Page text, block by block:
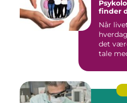
Psykolog
finder
Når
det
tale